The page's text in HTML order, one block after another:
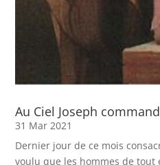
Au Ciel Joseph
31 Mar 2021
Dernier jour de ce mois
voulu que les hommes de